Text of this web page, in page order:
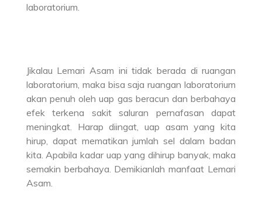
laboratorium.
Jikalau Lemari Asam ini tidak berada di ruangan
laboratorium, maka bisa saja ruangan laboratorium
akan penuh oleh uap gas beracun dan berbahaya
efek terkena sakit saluran pernafasan dapat
meningkat. Harap diingat, uap asam yang kita
hirup, dapat mematikan jumlah sel dalam badan
kita. Apabila kadar uap yang dihirup banyak, maka
semakin berbahaya. Demikianlah manfaat Lemari
Asam.